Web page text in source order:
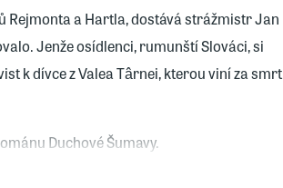
Rejmonta a Hartla, dostává strážmistr Jan
Jenže osídlenci, rumunští Slováci, si
k dívce z Valea Târnei, kterou viní za smrt
Duchové Šumavy.